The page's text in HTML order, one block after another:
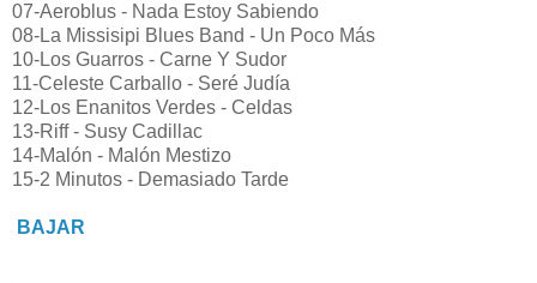
07-Aeroblus - Nada Estoy Sabiendo
08-La Missisipi Blues Band - Un Poco Más
10-Los Guarros - Carne Y Sudor
11-Celeste Carballo - Seré Judía
12-Los Enanitos Verdes - Celdas
13-Riff - Susy Cadillac
14-Malón - Malón Mestizo
15-2 Minutos - Demasiado Tarde
BAJAR